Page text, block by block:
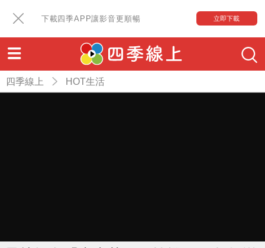
下載四季APP讓影音更順暢 立即下載
四季線上 HOT生活